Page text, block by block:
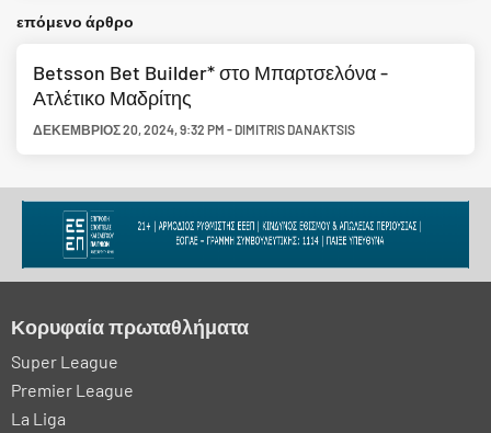
επόμενο άρθρο
Betsson Bet Builder* στο Μπαρτσελόνα -
Ατλέτικο Μαδρίτης
ΔΕΚΈΜΒΡΙΟΣ 20, 2024,9:32 PM - DIMITRIS DANAKTSIS
Κορυφαία πρωταθλήματα
Super League
Premier League
La Liga